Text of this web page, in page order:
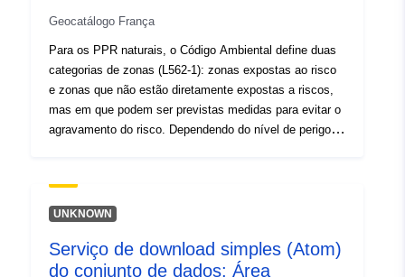
Geocatálogo França
Para os PPR naturais, o Código Ambiental define duas
categorias de zonas (L562-1): zonas expostas ao risco
e zonas que não estão diretamente expostas a riscos,
mas em que podem ser previstas medidas para evitar o
agravamento do risco. Dependendo do nível de perigo,
zonas: 1- «Estrutura de zonas proibidas», denominadas
«áreas vermelhas», em que o nível de perigo é elevado
prescritas», designadas por «zonas azuis», em que o
nível de perigo é médio e os projetos estão sujeitos a
UNKNOWN
Serviço de download simples (Atom)
do conjunto de dados: Área